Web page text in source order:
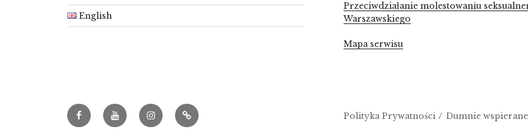
English
Przeciwdziałanie molestowaniu
Warszawskiego
Mapa serwisu
FacebookYoutubeInstagramArcheowieści.pl Polityka Prywatności Dumnie